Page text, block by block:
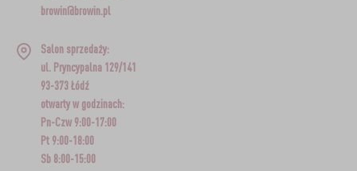
browin@browin.pl
Salon sprzedaży:
ul. Pryncypalna 129/141
93-373 Łódź
otwarty w godzinach:
Pn-Czw 9:00-17:00
Pt 9:00-18:00
Sb 8:00-15:00